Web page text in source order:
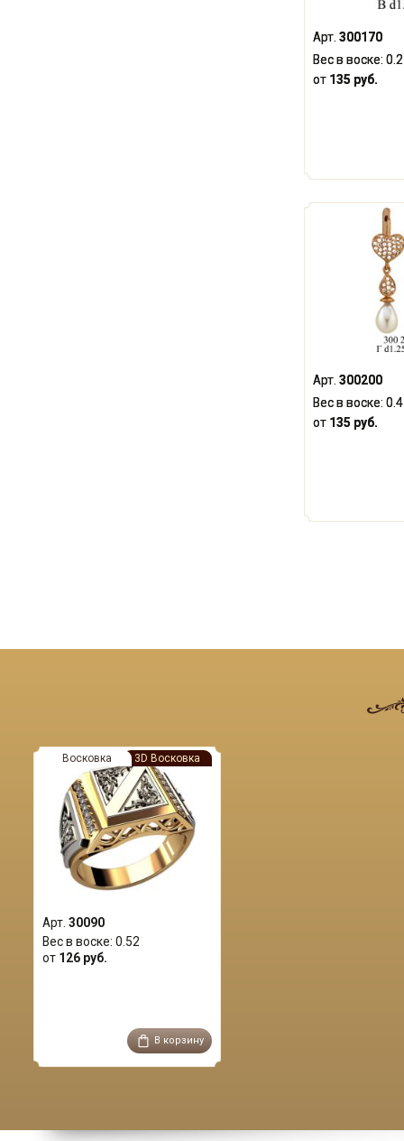
Арт. 300170
Вес в воске:
от 135 руб.
Арт. 300200
Вес в воске:
от 135 руб.
Восковка 3D Восковка
Арт. 30090
Вес в воске: 0.52
от 126 руб.
В корзину